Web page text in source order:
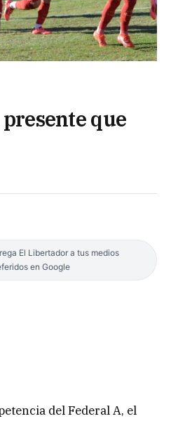
que
El Libertador a tus medios
en Google
del Federal A, el